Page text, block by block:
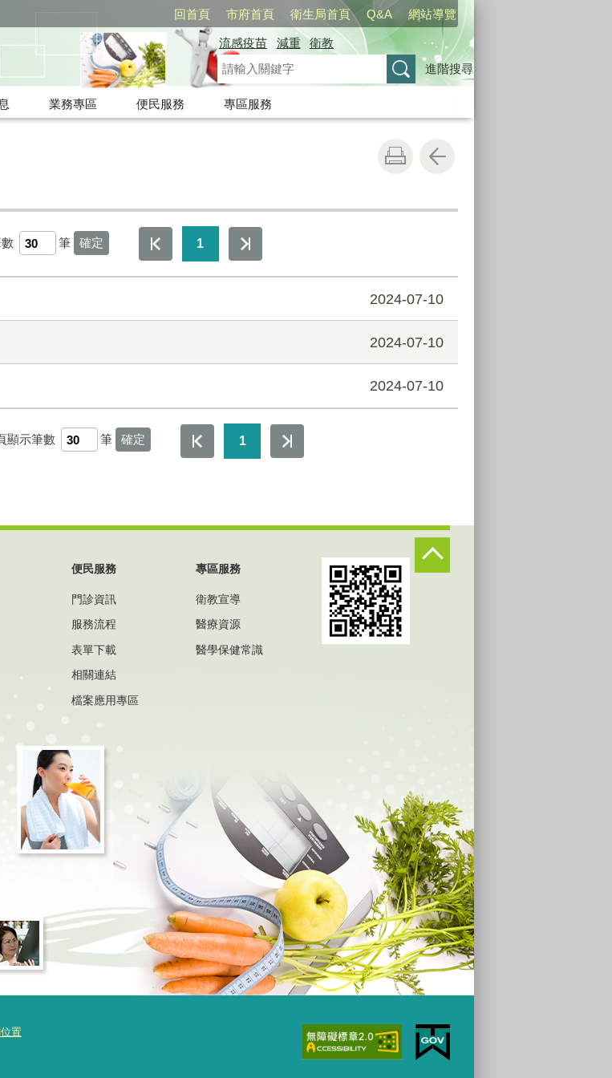
回首頁 市府首頁 衛生局首頁 Q&A 網站導覽
流感疫苗 減重
衛教
進階搜尋
業務專區 便民服務
專區服務
筆 1
2024-07-10
2024-07-10
2024-07-10
顯示筆數 筆 1
便民服務
門診資訊
服務流程
表單下載
相關連結
檔案應用專區
專區服務
衛教宣導
醫療資源
醫學保健常識
置